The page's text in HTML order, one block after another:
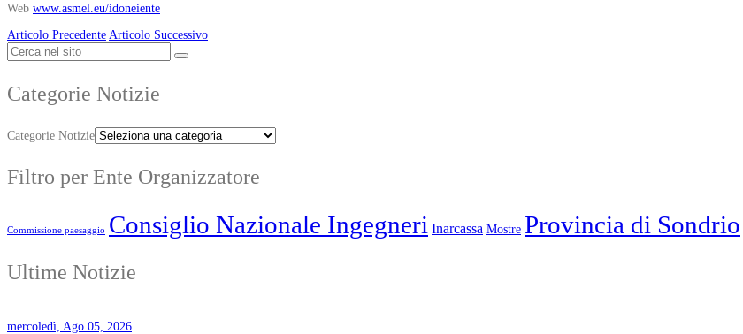
Web www.asmel.eu/idoneiente
Articolo Precedente Articolo Successivo
Categorie Notizie
Categorie Notizie
Filtro per Ente Organizzatore
Commissione paesaggio Consiglio Nazionale Ingegneri Inarcassa Mostre Provincia di Sondrio
Ultime Notizie
mercoledì, Ago 05, 2026